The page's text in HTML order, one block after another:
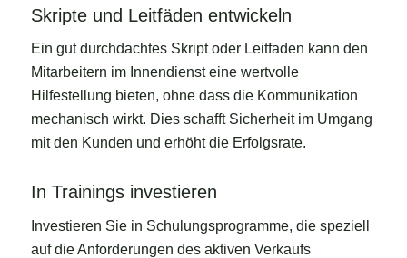
Skripte und Leitfäden entwickeln
Ein gut durchdachtes Skript oder Leitfaden kann den
Mitarbeitern im Innendienst eine wertvolle
Hilfestellung bieten, ohne dass die Kommunikation
mechanisch wirkt. Dies schafft Sicherheit im Umgang
mit den Kunden und erhöht die Erfolgsrate.
In Trainings investieren
Investieren Sie in Schulungsprogramme, die speziell
auf die Anforderungen des aktiven Verkaufs